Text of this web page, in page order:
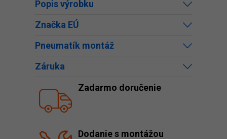
Popis výrobku
Značka EÚ
Pneumatík montáž
Záruka
Zadarmo doručenie
Dodanie s montážou